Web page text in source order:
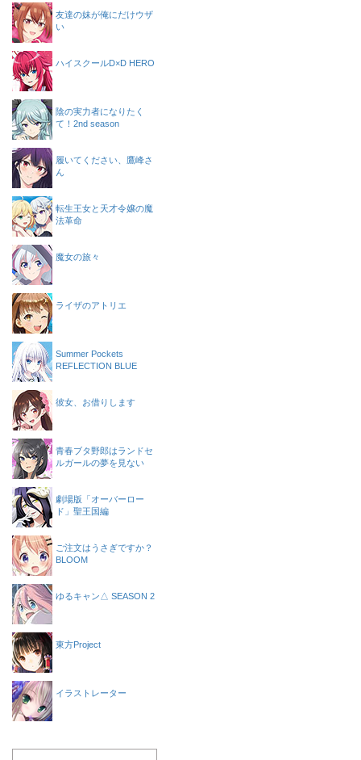
友達の妹が俺にだけウザ
い
ハイスクールD×D HERO
陰の実力者になりたく
て！2nd season
履いてください、鷹峰さ
ん
転生王女と天才令嬢の魔
法革命
魔女の旅々
ライザのアトリエ
Summer Pockets
REFLECTION BLUE
彼女、お借りします
青春ブタ野郎はランドセ
ルガールの夢を見ない
劇場版「オーバーロー
ド」聖王国編
ご注文はうさぎですか？
BLOOM
ゆるキャン△ SEASON 2
東方Project
イラストレーター